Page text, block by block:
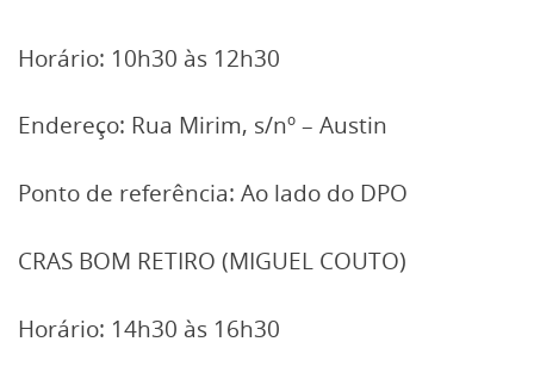
Horário: 10h30 às 12h30
Endereço: Rua Mirim, s/nº – Austin
Ponto de referência: Ao lado do DPO
CRAS BOM RETIRO (MIGUEL COUTO)
Horário: 14h30 às 16h30